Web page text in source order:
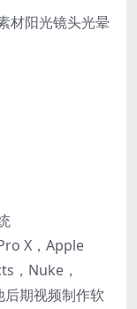
材阳光镜头光晕
X，Apple
，Nuke，
期视频制作软